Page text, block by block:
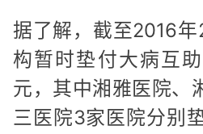
据了解，截至2016
构暂时垫付大病互
元，其中湘雅医院、
三医院3家医院分别